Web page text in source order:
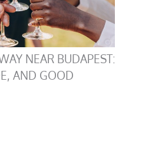
NEAR BUDAPEST:
AND GOOD